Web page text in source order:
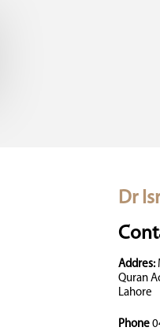
Dr
Addres:
Quran
Lahore
Phone